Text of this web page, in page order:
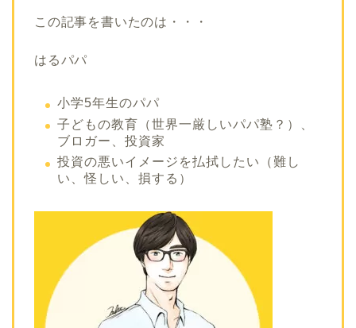
この記事を書いたのは・・・
はるパパ
小学5年生のパパ
子どもの教育（世界一厳しいパパ塾？）、
ブロガー、投資家
投資の悪いイメージを払拭したい（難し
い、怪しい、損する）